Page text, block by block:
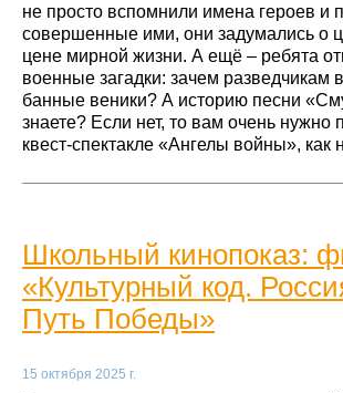
не просто вспомнили имена героев и
совершенные ими, они задумались о
цене мирной жизни. А ещё – ребята
военные загадки: зачем разведчикам
банные веники? А историю песни
знаете? Если нет, то вам очень нужно
квест-спектакле «Ангелы войны»,
Школьный кинопоказ:
«Культурный код.
Путь Победы»
15 октября 2025 г.